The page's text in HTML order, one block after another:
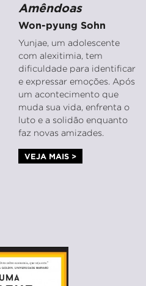
Amêndoas
Won-pyung Sohn
Yunjae, um adolescente
com alexitimia, tem
dificuldade para identificar
e expressar emoções. Após
um acontecimento que
muda sua vida, enfrenta o
luto e a solidão enquanto
faz novas amizades.
VEJA MAIS >